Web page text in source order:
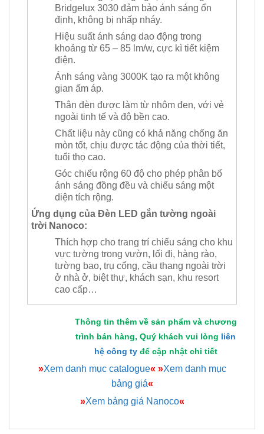
Bridgelux 3030 đảm bảo ánh sáng ổn
định, không bị nhấp nháy.
Hiệu suất ánh sáng dao động trong
khoảng từ 65 – 85 lm/w, cực kì tiết kiệm
điện.
Ánh sáng vàng 3000K tạo ra một không
gian ấm áp.
Thân đèn được làm từ nhôm đen, với vẻ
ngoài tinh tế và độ bền cao.
Chất liệu này cũng có khả năng chống ăn
mòn tốt, chịu được tác động của thời tiết,
tuổi thọ cao.
Góc chiếu rộng 60 độ cho phép phân bố
ánh sáng đồng đều và chiếu sáng một
diện tích rộng.
Ứng dụng của Đèn LED gắn tường ngoài
trời Nanoco:
Thích hợp cho trang trí chiếu sáng cho khu
vực tường trong vườn, lối đi, hàng rào,
tường bao, trụ cổng, cầu thang ngoài trời
ở nhà ở, biệt thự, khách sạn, khu resort
cao cấp…
Thông tin thêm về sản phẩm và chương
trình bán hàng, Quý khách vui lòng liên
hệ công tyđể cập nhật chi tiết
»Xem danh mục catalogue« »Xem danh mục
bảng giá«
»Xem bảng giá Nanoco«